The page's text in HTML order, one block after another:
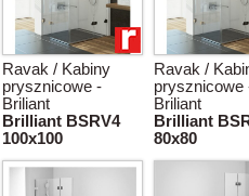
Ravak / Kabiny
prysznicowe -
Briliant
Brilliant BSRV4
100x100
Ravak /
prysznicowe
Briliant
Brilliant
80x80